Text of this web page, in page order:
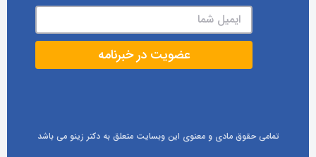
تمامی حقوق مادی و معنوی این وبسایت متعلق به دکتر زینو می باشد